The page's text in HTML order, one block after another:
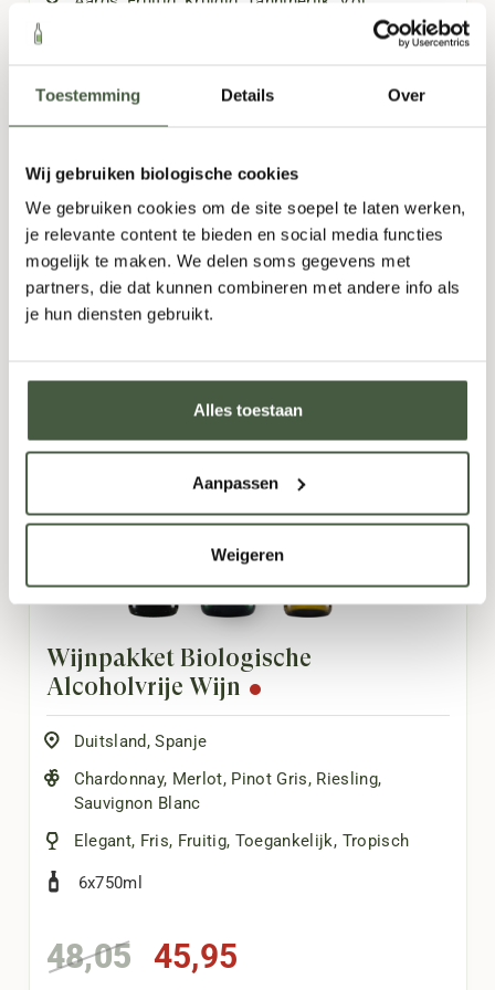
Toestemming Details Over
Wij gebruiken biologische cookies
We gebruiken cookies om de site soepel te laten werken,
je relevante content te bieden en social media functies
mogelijk te maken. We delen soms gegevens met
partners, die dat kunnen combineren met andere info als
je hun diensten gebruikt.
Alles toestaan
Aanpassen
Weigeren
10,95
Fles
TOEVOEGEN
Wijnpakket Biologische
Alcoholvrije Wijn
Duitsland ,Spanje
Chardonnay, Merlot, Pinot Gris, Riesling,
Sauvignon Blanc
Elegant, Fris, Fruitig, Toegankelijk, Tropisch
6x750ml
48,05 Oorspronkelijke
45,95